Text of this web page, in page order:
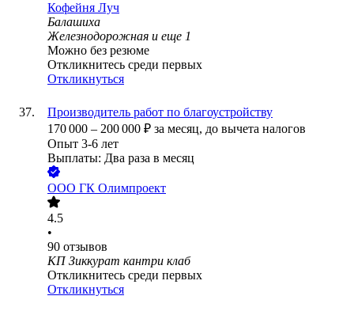
Кофейня Луч
Балашиха
Железнодорожная и еще 1
Можно без резюме
Откликнитесь среди первых
Откликнуться
Производитель работ по благоустройству
170 000 – 200 000 ₽ за месяц, до вычета налогов
Опыт 3-6 лет
Выплаты: Два раза в месяц
ООО ГК Олимпроект
4.5
•
90 отзывов
КП Зиккурат кантри клаб
Откликнитесь среди первых
Откликнуться